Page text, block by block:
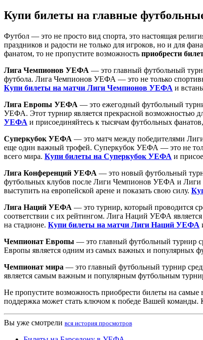
Купи билеты на главные
Футбол — это не просто вид спорта, это настоящая
праздников и радости не только для игроков, но и для
фанатом, то не пропустите возможность приобрести
Лига Чемпионов УЕФА — это главный футбольный
футбола. Лига Чемпионов УЕФА — это не только
Купи билеты на матчи Лиги Чемпионов УЕФА и
Лига Европы УЕФА — это ежегодный футбольный
УЕФА. Этот турнир является прекрасной возможностью
УЕФА и присоединяйтесь к тысячам футбольных
Суперкубок УЕФА — это матч между победителями
еще один важный трофей. Суперкубок УЕФА — это не
всего мира. Купи билеты на Суперкубок УЕФА и
Лига Конференций УЕФА — это новый футбольный
футбольных клубов после Лиги Чемпионов УЕФА и Лиги
выступить на европейской арене и показать свою силу.
Лига Наций УЕФА — это турнир, который проводится
соответствии с их рейтингом. Лига Наций УЕФА
на стадионе. Купи билеты на матчи Лиги Наций УЕФА
Чемпионат Европы — это главный футбольный турнир
Европы является одним из самых важных и популярных
Чемпионат мира — это главный футбольный турнир
является самым важным и популярным футбольным
Не пропустите возможность приобрести билеты на
поддержка может стать ключом к победе Вашей команды.
Вы уже смотрели вся история просмотров